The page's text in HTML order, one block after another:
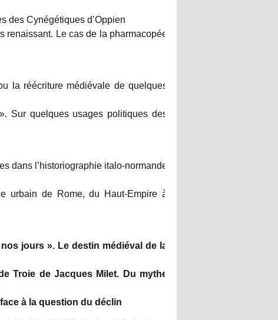
des Cynégétiques d’Oppien
renaissant. Le cas de la pharmacopée
la réécriture médiévale de quelques
Sur quelques usages politiques des
dans l’historiographie italo-normande
urbain de Rome, du Haut-Empire à
jours ». Le destin médiéval de la
Troie de Jacques Milet. Du mythe
à la question du déclin